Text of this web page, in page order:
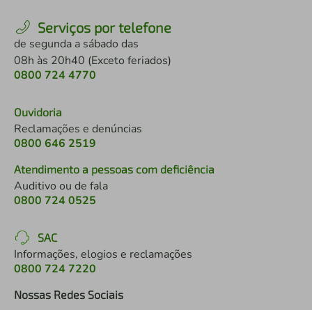
Serviços por telefone
de segunda a sábado das
08h às 20h40 (Exceto feriados)
0800 724 4770
Ouvidoria
Reclamações e denúncias
0800 646 2519
Atendimento a pessoas com deficiência
Auditivo ou de fala
0800 724 0525
SAC
Informações, elogios e reclamações
0800 724 7220
Nossas Redes Sociais